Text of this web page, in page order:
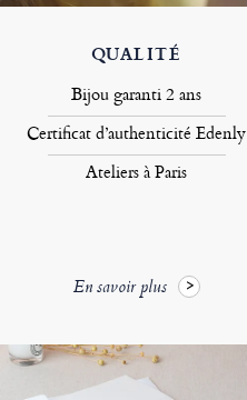
QUALITÉ
Bijou garanti 2 ans
Certificat d’authenticité Edenly
Ateliers à Paris
En savoir plus